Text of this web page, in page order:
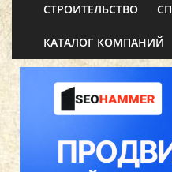
СТРОИТЕЛЬСТВО
КАТАЛОГ КОМПАНИЙ